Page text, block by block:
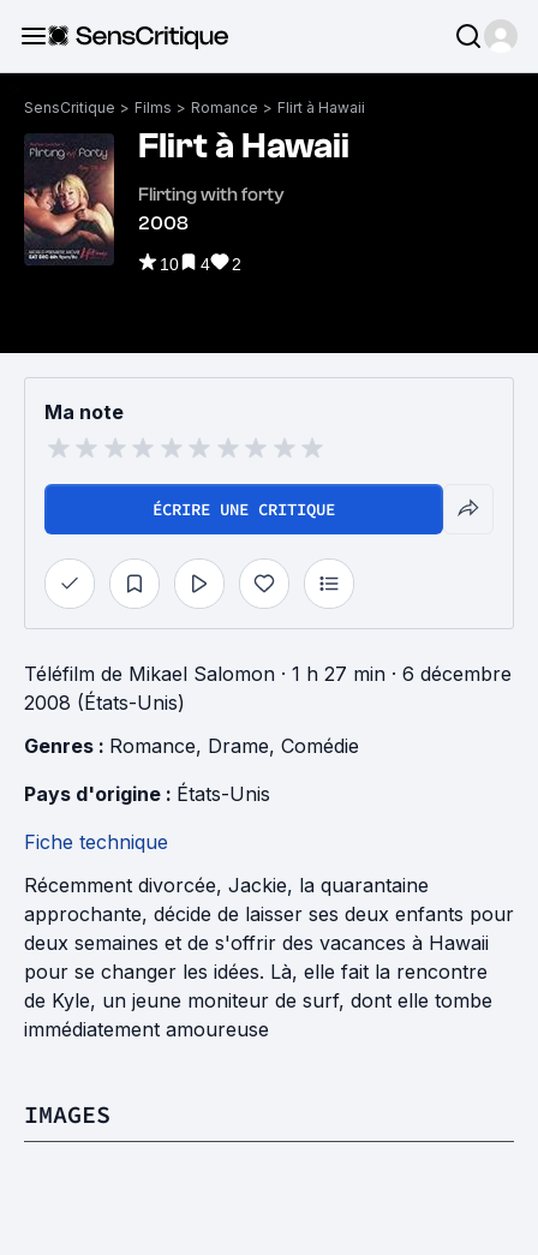
SensCritique > Films > Romance > Flirt à Hawaii
Flirt à Hawaii
Flirting with forty
2008
10 4 2
Ma note
ÉCRIRE UNE CRITIQUE
Téléfilm de Mikael Salomon · 1 h 27 min · 6 décembre
2008 (États-Unis)
Genres : Romance, Drame, Comédie
Pays d'origine : États-Unis
Fiche technique
Récemment divorcée, Jackie, la quarantaine
approchante, décide de laisser ses deux enfants pour
deux semaines et de s'offrir des vacances à Hawaii
pour se changer les idées. Là, elle fait la rencontre
de Kyle, un jeune moniteur de surf, dont elle tombe
immédiatement amoureuse
IMAGES